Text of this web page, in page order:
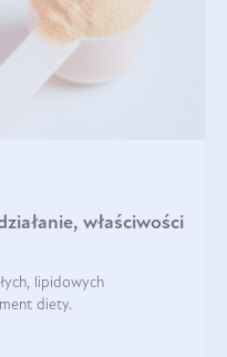
właściwości
lipidowych
diety.